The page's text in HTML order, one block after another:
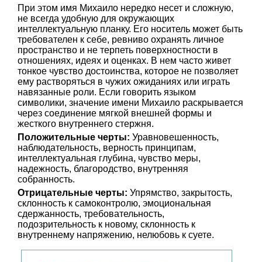
При этом имя Михаило нередко несет и сложную,
не всегда удобную для окружающих
интеллектуальную планку. Его носитель может быть
требователен к себе, ревниво охранять личное
пространство и не терпеть поверхностности в
отношениях, идеях и оценках. В нем часто живет
тонкое чувство достоинства, которое не позволяет
ему растворяться в чужих ожиданиях или играть
навязанные роли. Если говорить языком
символики, значение имени Михаило раскрывается
через соединение мягкой внешней формы и
жесткого внутреннего стержня.
Положительные черты: Уравновешенность,
наблюдательность, верность принципам,
интеллектуальная глубина, чувство меры,
надежность, благородство, внутренняя
собранность.
Отрицательные черты: Упрямство, закрытость,
склонность к самоконтролю, эмоциональная
сдержанность, требовательность,
подозрительность к новому, склонность к
внутреннему напряжению, нелюбовь к суете.